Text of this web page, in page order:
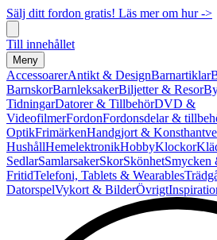
Sälj ditt fordon gratis! Läs mer om hur ->
Till innehållet
Meny
AccessoarerAntikt & DesignBarnartiklar
BarnskorBarnleksakerBiljetter & Resor
TidningarDatorer & TillbehörDVD &
VideofilmerFordonFordonsdelar &
OptikFrimärkenHandgjort &
HushållHemelektronikHobbyKlockor
SedlarSamlarsakerSkorSkönhetSmycken
FritidTelefoni, Tablets & Wearables
DatorspelVykort & BilderÖvrigt